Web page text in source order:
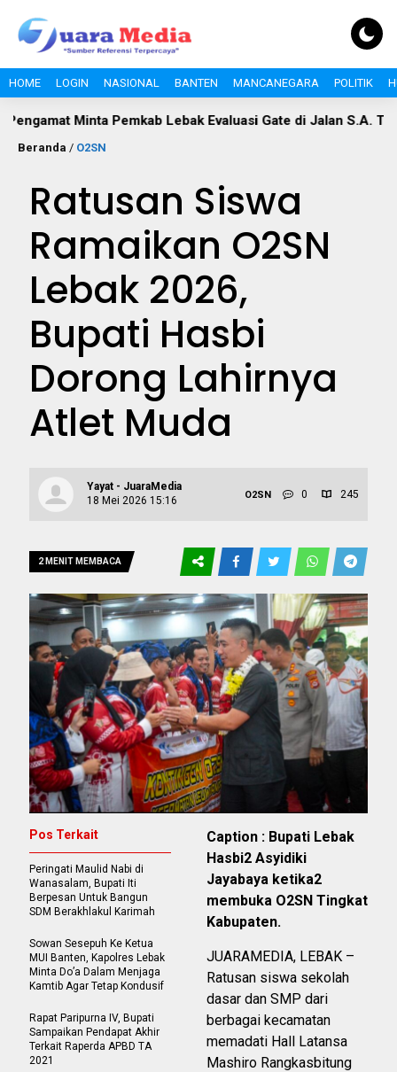
HOME LOGIN NASIONAL BANTEN MANCANEGARA POLITIK
Pemkab Lebak Evaluasi Gate di Jalan S.A. Tirtayasa
Beranda / O2SN
Ratusan Siswa
Ramaikan O2SN
Lebak 2026,
Bupati Hasbi
Dorong Lahirnya
Atlet Muda
Yayat - JuaraMedia
18 Mei 2026 15:16
O2SN 0 245
2 MENIT MEMBACA
Caption : Bupati Lebak
Hasbi2 Asyidiki
Jayabaya ketika2
membuka O2SN Tingkat
Kabupaten.
JUARAMEDIA, LEBAK –
Ratusan siswa sekolah
dasar dan SMP dari
berbagai kecamatan
memadati Hall Latansa
Mashiro Rangkasbitung
Pos Terkait
Peringati Maulid Nabi di
Wanasalam, Bupati Iti
Berpesan Untuk Bangun
SDM Berakhlakul Karimah
Sowan Sesepuh Ke Ketua
MUI Banten, Kapolres Lebak
Minta Do’a Dalam Menjaga
Kamtib Agar Tetap Kondusif
Rapat Paripurna IV, Bupati
Sampaikan Pendapat Akhir
Terkait Raperda APBD TA
2021